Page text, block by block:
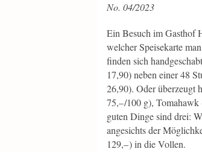
No. 04/2023
Ein Besuch im Gasthof
welcher Speisekarte
finden sich
17,90) neben einer 48
26,90). Oder überzeugt
75,– /100 g),
guten Dinge sind drei:
angesichts der
129,– ) in die Vollen.